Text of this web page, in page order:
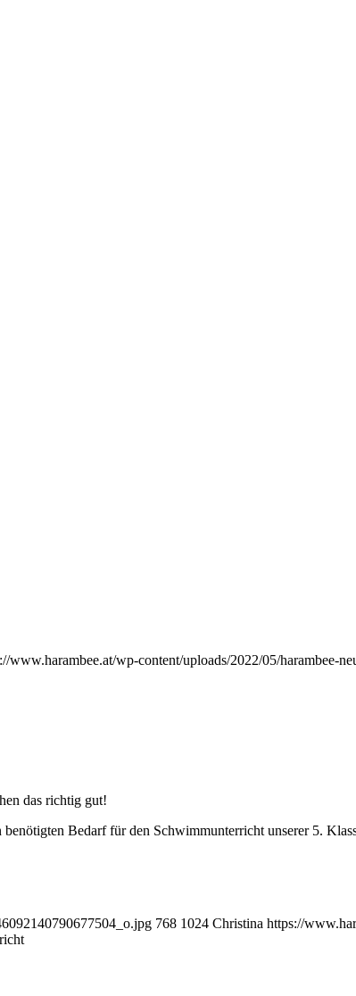
www.harambee.at/wp-content/uploads/2022/05/harambee-
das richtig gut!
Bedarf für den Schwimmunterricht unserer 5.
768 1024 Christina https://